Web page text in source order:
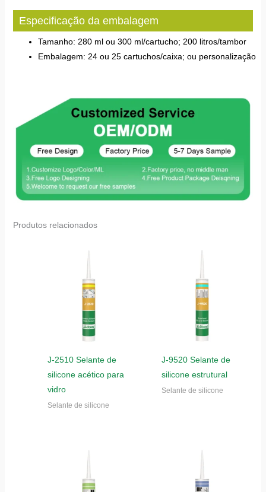
Especificação da embalagem
Tamanho: 280 ml ou 300 ml/cartucho; 200 litros/tambor
Embalagem: 24 ou 25 cartuchos/caixa; ou personalização
Produtos relacionados
J-2510 Selante de
silicone acético para
vidro
Selante de silicone
J-9520 Selante de
silicone estrutural
Selante de silicone